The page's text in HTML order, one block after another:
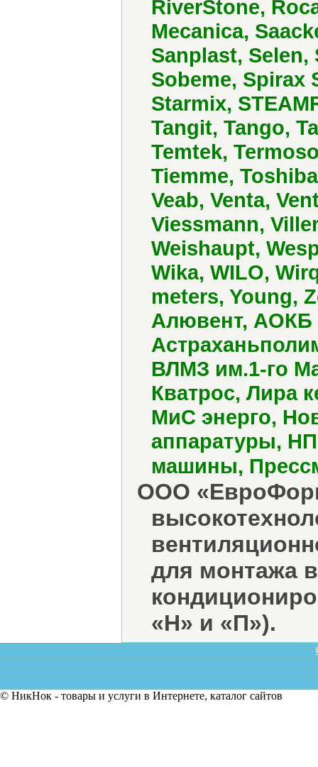
RiverStone,
Mecanica,
Sanplast, Selen,
Sobeme, Spirax
Starmix,
Tangit, Tango,
Temtek,
Tiemme,
Veab, Venta,
Viessmann,
Weishaupt,
Wika, WILO,
meters, Young,
Алювент,
ВЛМЗ им.1-го
Кватрос, Лира
МиС энерго,
аппаратуры,
машины,
ООО
для монтажа
«Н» и «П»).
© НикНок - товары и услуги в Интернете, каталог сайтов